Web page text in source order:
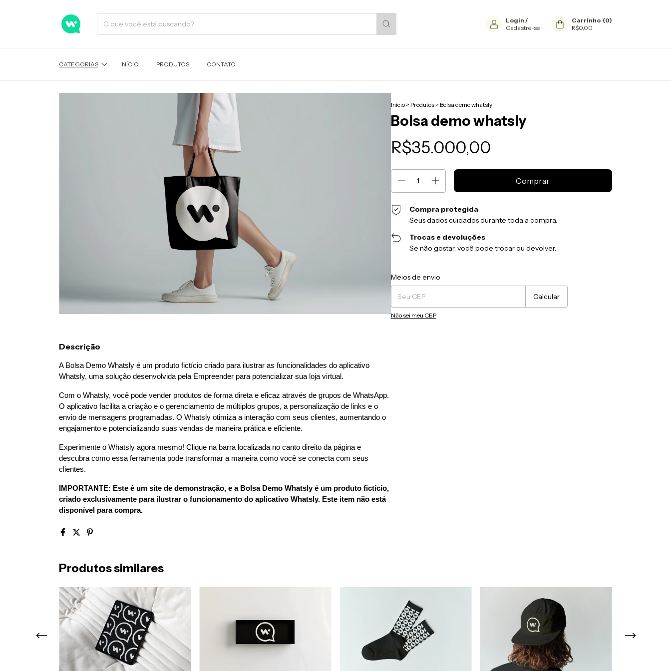
Login /
Cadastre-se
Carrinho (0)
R$0,00
CATEGORIAS INÍCIO PRODUTOS CONTATO
Início > Produtos > Bolsa demo whatsly
Bolsa demo whatsly
R$35.000,00
Compra protegida
Seus dados cuidados durante toda a compra.
Trocas e devoluções
Se não gostar, você pode trocar ou devolver.
Entregas para o CEP:
Meios de envio
Calcular
Não sei meu CEP
Descrição
A Bolsa Demo Whatsly é um produto fictício criado para ilustrar as funcionalidades do aplicativo
Whatsly, uma solução desenvolvida pela Empreender para potencializar sua loja virtual.
Com o Whatsly, você pode vender produtos de forma direta e eficaz através de grupos de WhatsApp.
O aplicativo facilita a criação e o gerenciamento de múltiplos grupos, a personalização de links e o
envio de mensagens programadas. O Whatsly otimiza a interação com seus clientes, aumentando o
engajamento e potencializando suas vendas de maneira prática e eficiente.
Experimente o Whatsly agora mesmo! Clique na barra localizada no canto direito da página e
descubra como essa ferramenta pode transformar a maneira como você se conecta com seus
clientes.
IMPORTANTE: Este é um site de demonstração, e a Bolsa Demo Whatsly é um produto fictício,
criado exclusivamente para ilustrar o funcionamento do aplicativo Whatsly. Este item não está
disponível para compra.
Produtos similares